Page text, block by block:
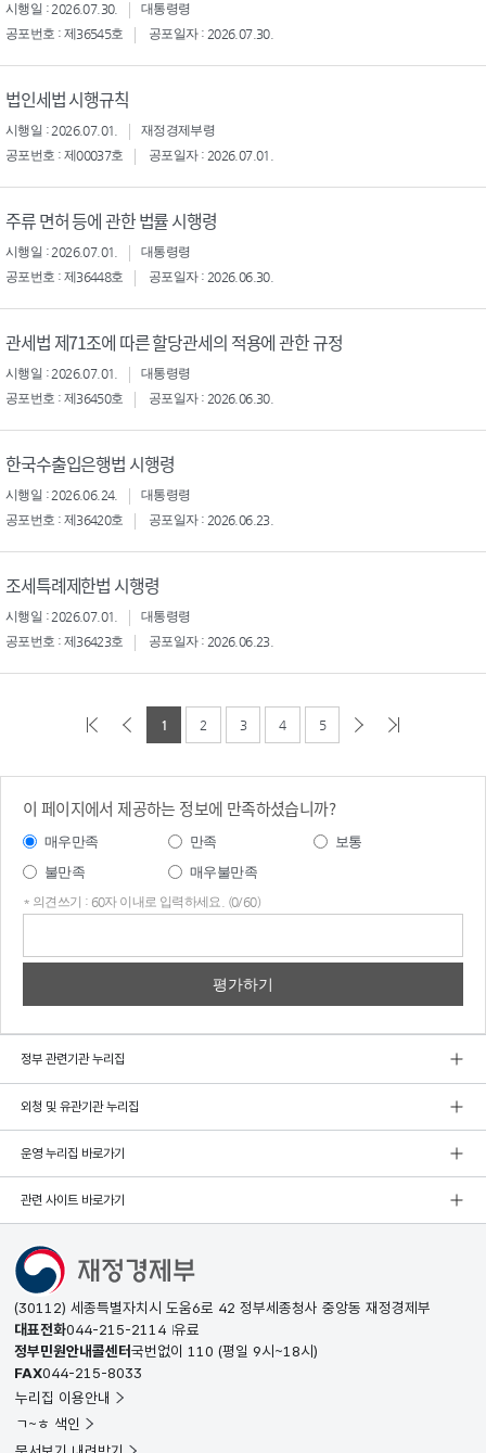
시행일 : 2026.07.30.
대통령령
공포번호 : 제36545호
공포일자 : 2026.07.30.
법인세법 시행규칙
시행일 : 2026.07.01.
재정경제부령
공포번호 : 제00037호
공포일자 : 2026.07.01.
주류 면허 등에 관한 법률 시행령
시행일 : 2026.07.01.
대통령령
공포번호 : 제36448호
공포일자 : 2026.06.30.
관세법 제71조에 따른 할당관세의 적용에 관한 규정
시행일 : 2026.07.01.
대통령령
공포번호 : 제36450호
공포일자 : 2026.06.30.
한국수출입은행법 시행령
시행일 : 2026.06.24.
대통령령
공포번호 : 제36420호
공포일자 : 2026.06.23.
조세특례제한법 시행령
시행일 : 2026.07.01.
대통령령
공포번호 : 제36423호
공포일자 : 2026.06.23.
1 2 3 4 5
이 페이지에서 제공하는 정보에 만족하셨습니까?
매우만족 만족
보통
불만족
매우불만족
* 의견쓰기 : 60자 이내로 입력하세요. (0/60)
정부 관련기관 누리집
외청 및 유관기관 누리집
운영 누리집 바로가기
관련 사이트 바로가기
(30112) 세종특별자치시 도움6로 42 정부세종청사 중앙동 재정경제부
대표전화044-215-2114 유료
정부민원안내콜센터국번없이 110 (평일 9시~18시)
FAX044-215-8033
누리집 이용안내
ㄱ~ㅎ 색인